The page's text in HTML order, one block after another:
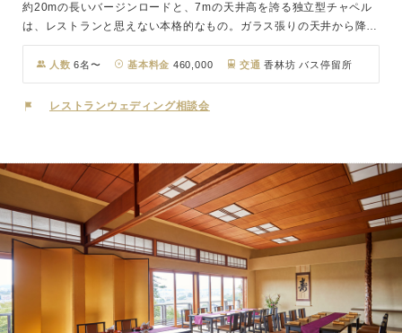
約20mの長いバージンロードと、7mの天井高を誇る独立型チャペル
は、レストランと思えない本格的なもの。ガラス張りの天井から降り
注ぐ陽光と、四季によって表情を変えるぶどう棚が、リゾートを思わ
せるナチュラルウェディングを演出します。挙式後は地元で愛され続
けるフレンチを、美味しいワインとともに。
人数 6名〜 基本料金 460,000 交通 香林坊 バス停留所
レストランウェディング相談会